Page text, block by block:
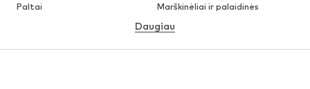
Paltai
Marškinėliai ir palaidinės
Apatiniai
Daugiau